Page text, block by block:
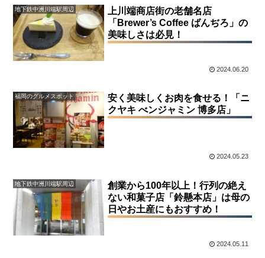
地下鉄中洲川端駅周辺
上川端商店街の老舗名店
「Brewer’s Coffee ばんぢろ」の
美味しさは必見！
2024.06.20
福岡のグルメスポット
安く美味しくお肉を食せる！「ニ
クヤキ べンジャミン 博多店」
2024.05.23
地下鉄中洲川端駅周辺
創業から100年以上！行列の絶え
ない和菓子店「鈴懸本店」は母の
日やお土産にもおすすめ！
2024.05.11